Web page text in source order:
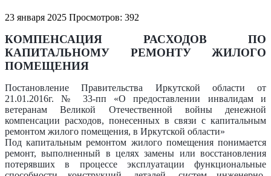
23 января 2025 Просмотров: 392
КОМПЕНСАЦИЯ РАСХОДОВ ПО
КАПИТАЛЬНОМУ РЕМОНТУ ЖИЛОГО
ПОМЕЩЕНИЯ
Постановление Правительства Иркутской области от
21.01.2016г. № 33-пп «О предоставлении инвалидам и
ветеранам Великой Отечественной войны денежной
компенсации расходов, понесенных в связи с капитальным
ремонтом жилого помещения, в Иркутской области»
Под капитальным ремонтом жилого помещения понимается
ремонт, выполненный в целях замены или восстановления
потерявших в процессе эксплуатации функциональные